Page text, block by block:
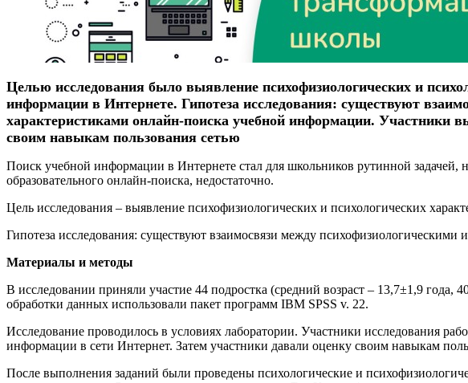
Целью исследования было выявление психофизиологических и
информации в Интернете. Гипотеза исследования: существуют
характеристиками онлайн-поиска учебной информации. Участники
своим навыкам пользования сетью
Поиск учебной информации в Интернете стал для школьников рутинной
образовательного онлайн-поиска, недостаточно.
Цель исследования – выявление психофизиологических и психологических
Гипотеза исследования: существуют взаимосвязи между
Материалы и методы
В исследовании приняли участие 44 подростка (средний возраст – 13,7±1,9
обработки данных использовали пакет программ IBM SPSS v. 22.
Исследование проводилось в условиях лаборатории. Участники исследования
информации в сети Интернет. Затем участники давали оценку своим навыкам
После выполнения заданий были проведены психологические и